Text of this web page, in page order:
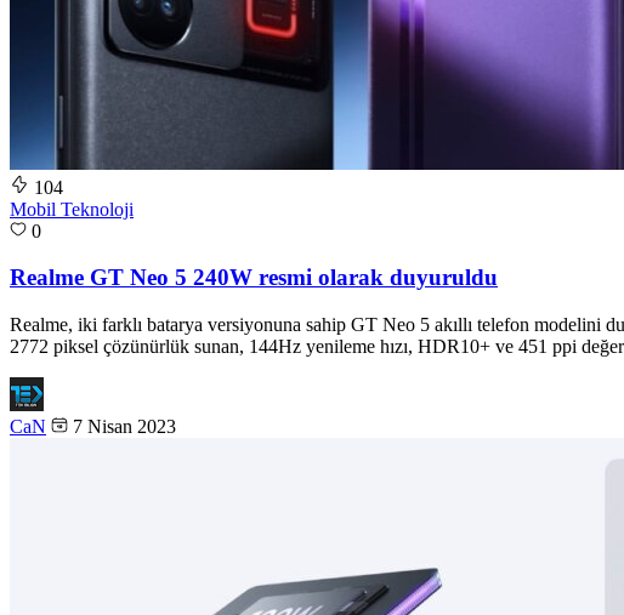
104
Mobil Teknoloji
0
Realme GT Neo 5 240W resmi olarak duyuruldu
Realme, iki farklı batarya versiyonuna sahip GT Neo 5 akıllı telefon modelini
2772 piksel çözünürlük sunan, 144Hz yenileme hızı, HDR10+ ve 451 ppi
CaN 7 Nisan 2023